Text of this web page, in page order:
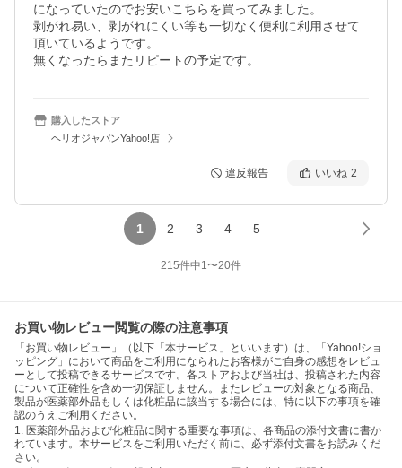
になっていたのでお安いこちらを買ってみました。
剥がれ易い、剥がれにくい等も一切なく便利に利用させて
頂いているようです。
無くなったらまたリピートの予定です。
購入したストア
ヘリオジャパンYahoo!店
違反報告 いいね 2
1 2 3 4 5
215件中1〜20件
お買い物レビュー閲覧の際の注意事項
「お買い物レビュー」（以下「本サービス」といいます）は、「Yahoo!ショ
ッピング」において商品をご利用になられたお客様がご自身の感想をレビュ
ーとして投稿できるサービスです。各ストアおよび当社は、投稿された内容
について正確性を含め一切保証しません。またレビューの対象となる商品、
製品が医薬部外品もしくは化粧品に該当する場合には、特に以下の事項を確
認のうえご利用ください。
1. 医薬部外品および化粧品に関する重要な事項は、各商品の添付文書に書か
れています。本サービスをご利用いただく前に、必ず添付文書をお読みくだ
さい。